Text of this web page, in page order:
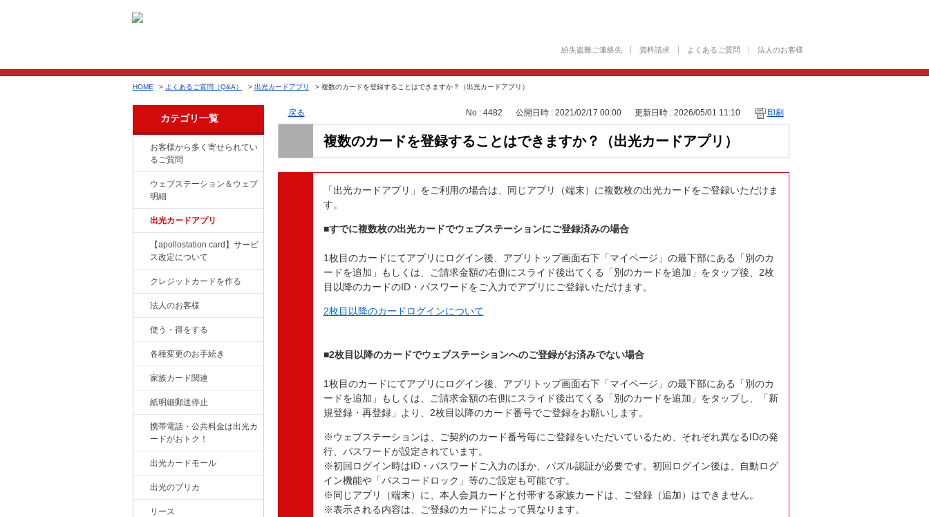
紛失盗難ご連絡先 資料請求 よくあるご質問 法人のお客様
HOME > よくあるご質問（Q&A） > 出光カードアプリ > 複数のカードを登録することはできますか？（出光カードアプリ）
カテゴリ一覧
お客様から多く寄せられてい
るご質問
ウェブステーション＆ウェブ
明細
出光カードアプリ
【apollostation card】サービ
ス改定について
クレジットカードを作る
法人のお客様
使う・得をする
各種変更のお手続き
家族カード関連
紙明細郵送停止
携帯電話・公共料金は出光カ
ードがおトク！
出光カードモール
出光のプリカ
リース
戻る No : 4482 公開日時 : 2021/02/17 00:00 更新日時 : 2026/05/01 11:10 印刷
複数のカードを登録することはできますか？（出光カードアプリ）
「出光カードアプリ」をご利用の場合は、同じアプリ（端末）に複数枚の出光カードをご登録いただけま
す。
■すでに複数枚の出光カードでウェブステーションにご登録済みの場合
1枚目のカードにてアプリにログイン後、アプリトップ画面右下「マイページ」の最下部にある「別のカ
ードを追加」もしくは、ご請求金額の右側にスライド後出てくる「別のカードを追加」をタップ後、2枚
目以降のカードのID・パスワードをご入力でアプリにご登録いただけます。
2枚目以降のカードログインについて
■2枚目以降のカードでウェブステーションへのご登録がお済みでない場合
1枚目のカードにてアプリにログイン後、アプリトップ画面右下「マイページ」の最下部にある「別のカ
ードを追加」もしくは、ご請求金額の右側にスライド後出てくる「別のカードを追加」をタップし、「新
規登録・再登録」より、2枚目以降のカード番号でご登録をお願いします。
※ウェブステーションは、ご契約のカード番号毎にご登録をいただいているため、それぞれ異なるIDの発
行、パスワードが設定されています。
※初回ログイン時はID・パスワードご入力のほか、パズル認証が必要です。初回ログイン後は、自動ログ
イン機能や「パスコードロック」等のご設定も可能です。
※同じアプリ（端末）に、本人会員カードと付帯する家族カードは、ご登録（追加）はできません。
※表示される内容は、ご登録のカードによって異なります。